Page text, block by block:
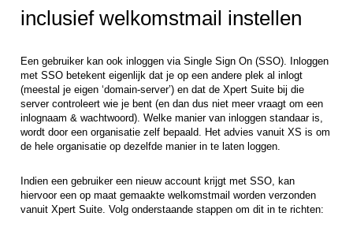
inclusief welkomstmail instellen
Een gebruiker kan ook inloggen via Single Sign On (SSO). Inloggen
met SSO betekent eigenlijk dat je op een andere plek al inlogt
(meestal je eigen ‘domain-server’) en dat de Xpert Suite bij die
server controleert wie je bent (en dan dus niet meer vraagt om een
inlognaam & wachtwoord). Welke manier van inloggen standaar is,
wordt door een organisatie zelf bepaald. Het advies vanuit XS is om
de hele organisatie op dezelfde manier in te laten loggen.
Indien een gebruiker een nieuw account krijgt met SSO, kan
hiervoor een op maat gemaakte welkomstmail worden verzonden
vanuit Xpert Suite. Volg onderstaande stappen om dit in te richten: